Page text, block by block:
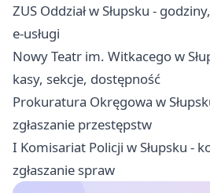
ZUS Oddział w Słupsku -
e-usługi
Nowy Teatr im. Witkacego w
kasy, sekcje, dostępność
Prokuratura Okręgowa w
zgłaszanie przestępstw
I Komisariat Policji w Słupsku -
zgłaszanie spraw